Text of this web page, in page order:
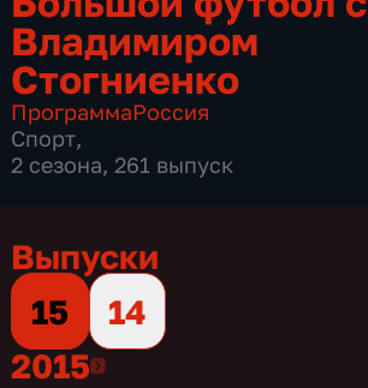
Владимиром
Стогниенко
ПрограммаРоссия
Спорт,
2 сезона, 261 выпуск
Выпуски
15
14
20152015